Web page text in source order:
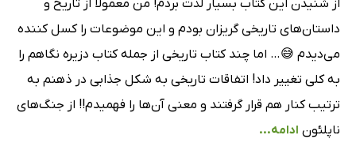
از شنیدن این کتاب بسیار لذت بردم! من معمولا از تاریخ و
داستان‌های تاریخی گریزان بودم و این موضوعات را کسل کننده
می‌دیدم 😅… اما چند کتاب تاریخی از جمله کتاب دزیره نگاهم را
به کلی تغییر داد! اتفاقات تاریخی به شکل جذابی در ذهنم به
ترتیب کنار هم قرار گرفتند و معنی آن‌ها را فهمیدم!! از جنگ‌های
ناپلئون ادامه...